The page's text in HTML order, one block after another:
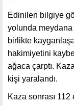
Edinilen bilgiye
yolunda meydana
birlikte
hakimiyetini
ağaca çarptı.
kişi yaralandı.
Kaza sonrası